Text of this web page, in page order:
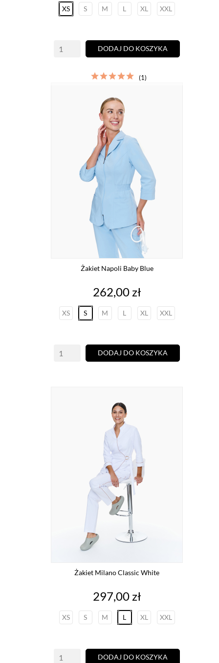
XS S M L XL XXL
DODAJ DO KOSZYKA
(1)
Żakiet Napoli Baby Blue
Cena
262,00 zł
XS S M L XL XXL
DODAJ DO KOSZYKA
Żakiet Milano Classic White
Cena
297,00 zł
XS S M L XL XXL
DODAJ DO KOSZYKA